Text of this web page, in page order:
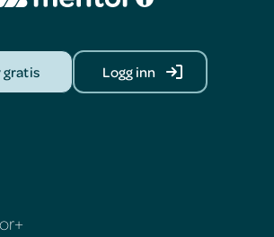
gratis Logg inn